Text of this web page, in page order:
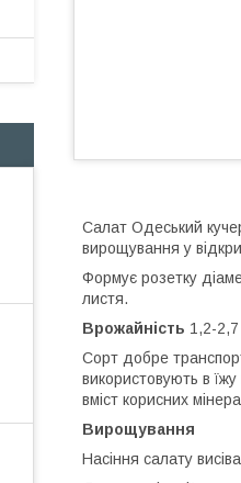
Салат Одеський
вирощування у
Формує розетку
листя.
Врожайність 1,2-2,7
Сорт добре
використовують в
вміст корисних
Вирощування
Насіння салату